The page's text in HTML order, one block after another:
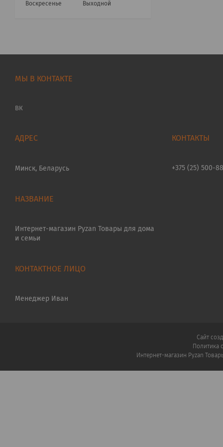
Воскресенье
Выходной
МЫ В КОНТАКТЕ
ВК
Минск, Беларусь
Интернет-магазин Pyzan Товары для дома
и семьи
Менеджер Иван
+375 (25) 500-
Сайт
Политика
Интернет-магазин Pyzan